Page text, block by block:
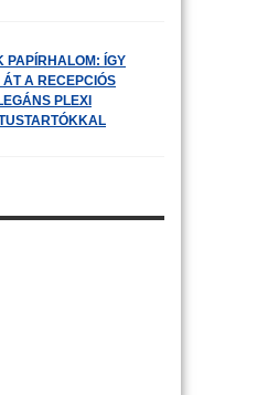
PAPÍRHALOM: ÍGY
A RECEPCIÓS
PLEXI